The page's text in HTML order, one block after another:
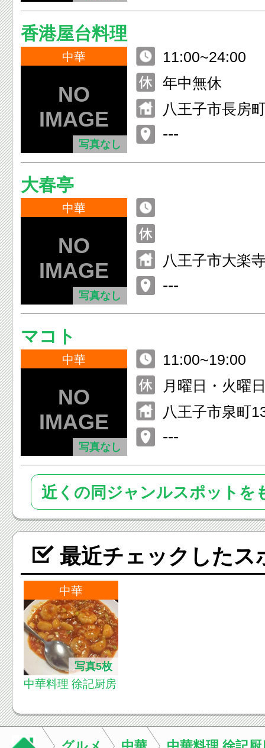
香港屋台料理
中華
写真なし
11:00~24:00
年中無休
八王子市長房
---
大春亭
中華
写真なし
八王子市大楽
---
マコト
中華
写真なし
11:00~19:00
月曜日・火曜
八王子市泉町
---
近くの同ジャンルスポットを
最近チェックしたス
中華
写真5枚
中華料理 徐記厨房